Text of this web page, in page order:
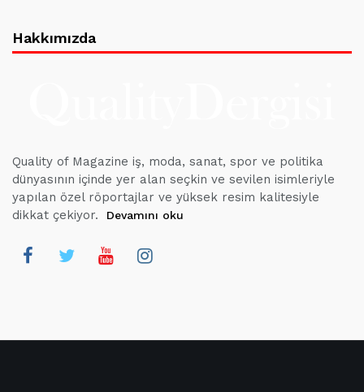
Hakkımızda
Quality of Magazine iş, moda, sanat, spor ve politika
dünyasının içinde yer alan seçkin ve sevilen isimleriyle
yapılan özel röportajlar ve yüksek resim kalitesiyle
dikkat çekiyor.
Devamını oku